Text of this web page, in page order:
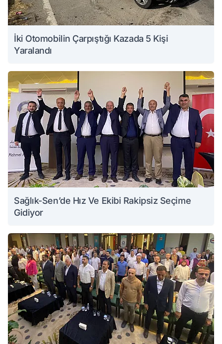
İki Otomobilin Çarpıştığı Kazada 5 Kişi
Yaralandı
Sağlık-Sen’de Hız Ve Ekibi Rakipsiz Seçime
Gidiyor